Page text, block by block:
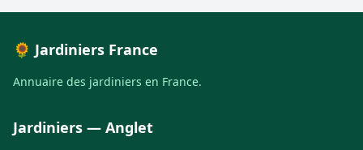
🌻 Jardiniers France
Annuaire des jardiniers en France.
Jardiniers — Anglet